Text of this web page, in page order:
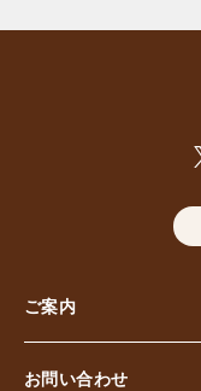
ご案内
お問い合わせ